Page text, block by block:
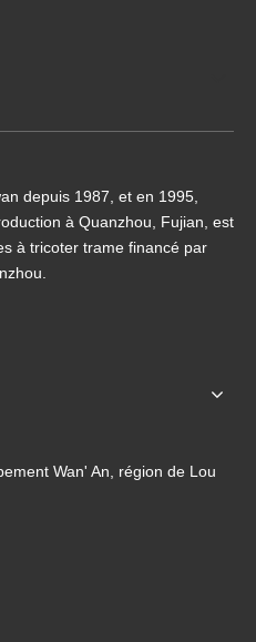
depuis 1987, et en 1995,
à Quanzhou, Fujian, est
à tricoter trame financé par
Wan' An, région de Lou